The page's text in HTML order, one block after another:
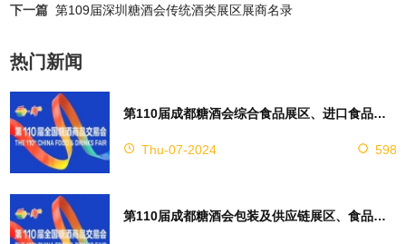
下一篇 第109届深圳糖酒会传统酒类展区展商名录
热门新闻
第110届成都糖酒会综合食品展区、进口食品展区、休闲食品展区，休闲及烘培食品展区展商名录
Thu-07-2024 598
第110届成都糖酒会包装及供应链展区、食品机械展区